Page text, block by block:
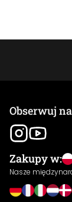
Obserwuj
Zakupy w:
Nasze